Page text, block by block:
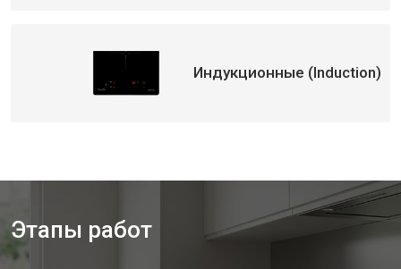
Индукционные (Induction)
Этапы работ